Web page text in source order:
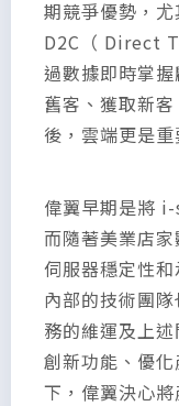
期競爭優勢，
D2C（ Direct
過數據即時掌
舊客、獲取新
後，雲端更是重
偉翼早期是將
而隨著美業店
伺服器穩定性
內部的技術團
務的維運及上
創新功能、優
下，偉翼決心